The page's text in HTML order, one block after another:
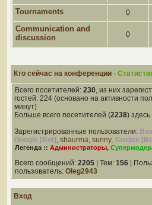
Tournaments 0
Communication and
discussion
0
Кто сейчас на конференции -
Всего посетителей: 230, из них
гостей: 224 (основано на активности
минут)
Больше всего посетителей (2238)
Зарегистрированные пользователи:
Google [Bot] , shaurma, sunny, Yandex
Легенда :: Администраторы,
Всего сообщений: 2205 | Тем: 156 |
пользователь: Oleg2943
Вход